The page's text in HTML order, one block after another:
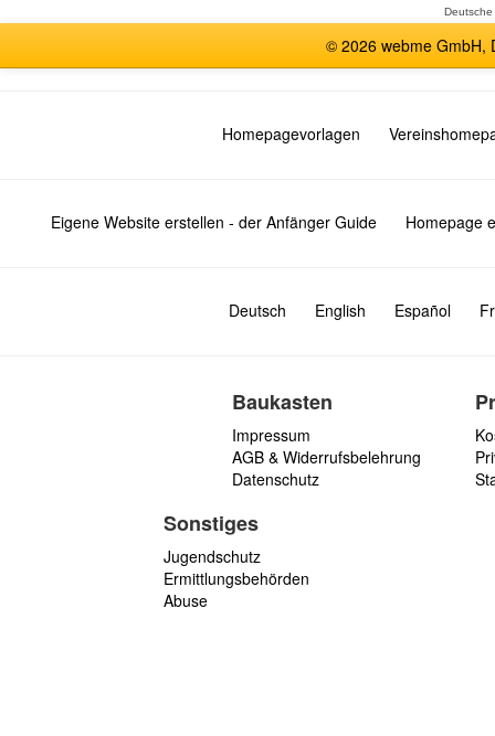
© 2026 webme GmbH,
Homepagevorlagen
Eigene Website erstellen - der Anfänger Guide Homepage
Deutsch English Español
Baukasten
Impressum
AGB & Widerrufsbelehrung
Datenschutz
Sonstiges
Jugendschutz
Ermittlungsbehörden
Abuse